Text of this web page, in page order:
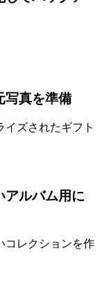
写真を準備
ズされたギフト
アルバム用に
コレクションを作